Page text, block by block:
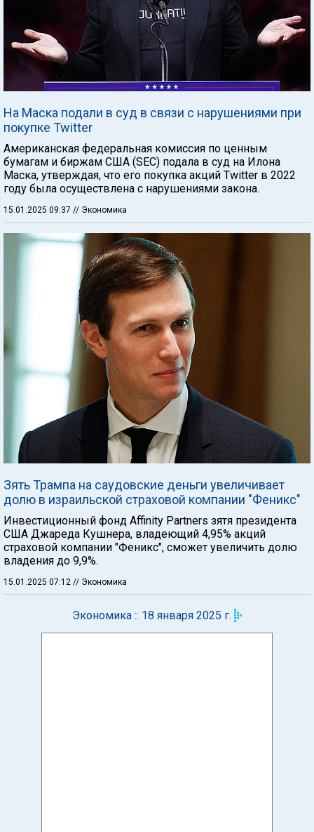
На Маска подали в суд в связи с нарушениями при
покупке Twitter
Американская федеральная комиссия по ценным
бумагам и биржам США (SEC) подала в суд на Илона
Маска, утверждая, что его покупка акций Twitter в 2022
году была осуществлена с нарушениями закона.
15.01.2025 09:37 // Экономика
Зять Трампа на саудовские деньги увеличивает
долю в израильской страховой компании "Феникс"
Инвестиционный фонд Affinity Partners зятя президента
США Джареда Кушнера, владеющий 4,95% акций
страховой компании "Феникс", сможет увеличить долю
владения до 9,9%.
15.01.2025 07:12 // Экономика
Экономика :: 18 января 2025 г.